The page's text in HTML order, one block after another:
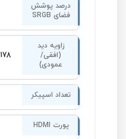
درصد پوشش
فضای SRGB
زاویه دید
(افقی/
عمودی)
178 درجه / 178 درجه
تعداد اسپیکر
پورت HDMI